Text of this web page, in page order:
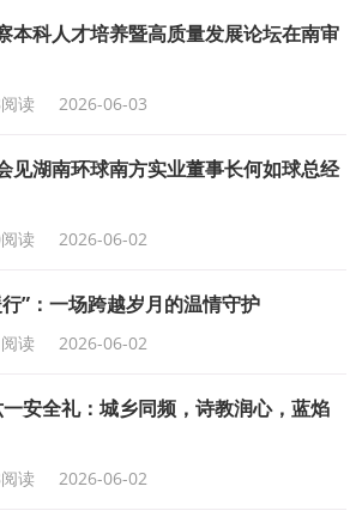
本科人才培养暨高质量发展论坛在南审
读 2026-06-03
见湖南环球南方实业董事长何如球总经
读 2026-06-02
”：一场跨越岁月的温情守护
读 2026-06-02
一安全礼：城乡同频，诗教润心，蓝焰
读 2026-06-02